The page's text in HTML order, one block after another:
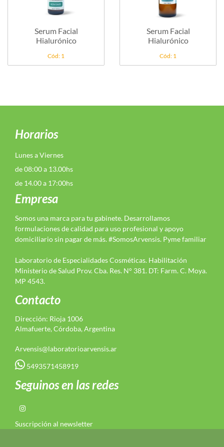
Serum Facial
Hialurónico
Cód: 1
Serum Facial
Hialurónico
Cód: 1
Horarios
Lunes a Viernes
de 08:00 a 13.00hs
de 14.00 a 17:00hs
Empresa
Somos una marca para tu gabinete. Desarrollamos
formulaciones de calidad para uso profesional y apoyo
domiciliario sin pagar de más. #SomosArvensis. Pyme familiar
Laboratorio de Especialidades Cosméticas. Habilitación
Ministerio de Salud Prov. Cba. Res. N° 381. DT: Farm. C. Moya.
MP 4543.
Contacto
Dirección: Rioja 1006
Almafuerte, Córdoba, Argentina
Arvensis@laboratorioarvensis.ar
5493571458919
Seguinos en las redes
Suscripción al newsletter